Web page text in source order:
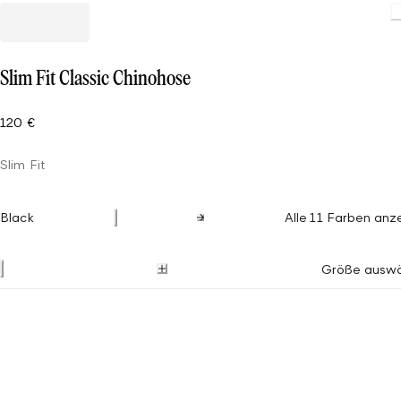
Slim Fit Classic Chinohose
120 €
Slim Fit
Black Alle 11 Farben
Größe